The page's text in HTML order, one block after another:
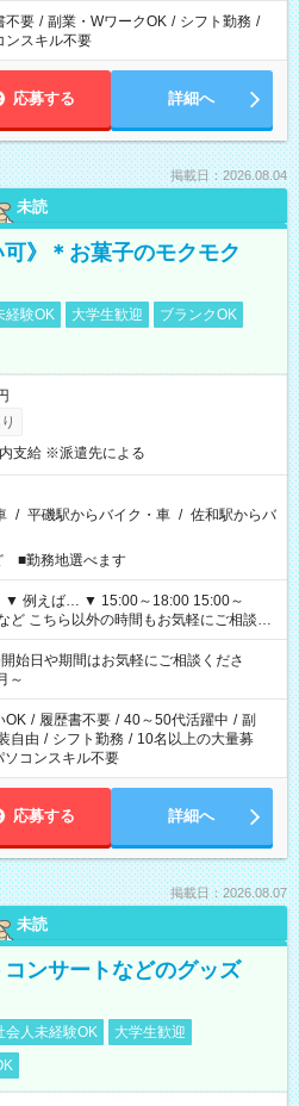
不要 / 副業・WワークOK / シフト勤務 /
ンスキル不要
応募する 詳細へ
掲載日：2026.08.04
未読
可》＊お菓子のモクモク
経験OK 大学生歓迎
ブランクOK
支給 ※派遣先による
/ 平磯駅からバイク・車 / 佐和駅からバ
■勤務地選べます
相談く
日や期間はお気軽にご相談くださ
～
OK / 履歴書不要 / 40～50代活躍中 / 副
自由 / シフト勤務 / 10名以上の大量募
ソコンスキル不要
応募する 詳細へ
掲載日：2026.08.07
未読
ンサートなどのグッズ
会人未経験OK
大学生歓迎